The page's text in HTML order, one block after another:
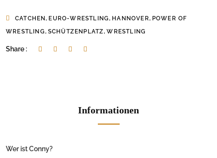
CATCHEN, EURO-WRESTLING, HANNOVER, POWER OF
WRESTLING, SCHÜTZENPLATZ,WRESTLING
Share :
Informationen
Wer ist Conny?